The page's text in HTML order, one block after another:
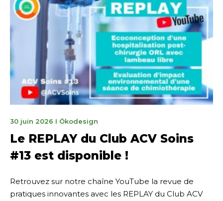
30 juin 2026 31
2026
I Ökodesign
Le REPLAY du Club ACV Soins
#13 est disponible !
Retrouvez sur notre chaîne YouTube la revue de
pratiques innovantes avec les REPLAY du Club ACV